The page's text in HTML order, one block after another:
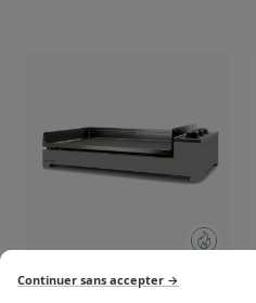
Premium Plancha Gas -
Continuer sans accepter →